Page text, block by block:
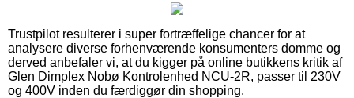
Trustpilot resulterer i super fortræffelige chancer for at
analysere diverse forhenværende konsumenters domme og
derved anbefaler vi, at du kigger på online butikkens kritik af
Glen Dimplex Nobø Kontrolenhed NCU-2R, passer til 230V
og 400V inden du færdiggør din shopping.